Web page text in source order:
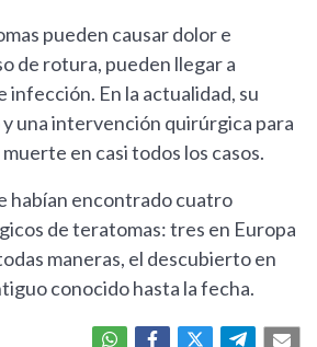
pueden causar dolor e
de rotura, pueden llegar a
infección. En la actualidad, su
una intervención quirúrgica para
en casi todos los casos.
habían encontrado cuatro
de teratomas: tres en Europa
maneras, el descubierto en
conocido hasta la fecha.